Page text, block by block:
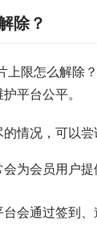
除？
上限怎么解除
平台公平。
情况，可以尝
为会员用户
台会通过签到